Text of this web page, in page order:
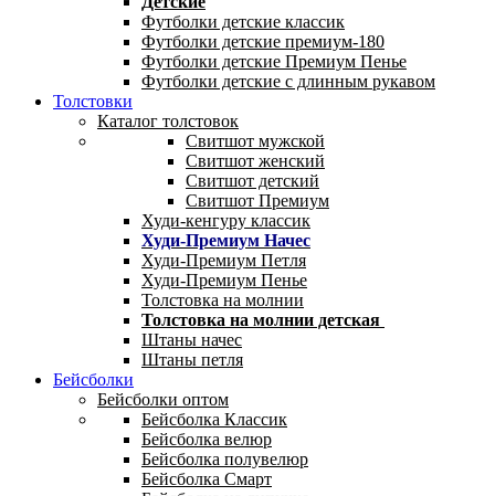
Футболки детские классик
Футболки детские премиум-180
Футболки детские Премиум Пенье
Футболки детские с длинным рукавом
Толстовки
Каталог толстовок
Свитшот мужской
Свитшот женский
Свитшот детский
Свитшот Премиум
Худи-кенгуру классик
Худи-Премиум Начес
Худи-Премиум Петля
Худи-Премиум Пенье
Толстовка на молнии
Толстовка на молнии детская
Штаны начес
Штаны петля
Бейсболки
Бейсболки оптом
Бейсболка Классик
Бейсболка велюр
Бейсболка полувелюр
Бейсболка Смарт